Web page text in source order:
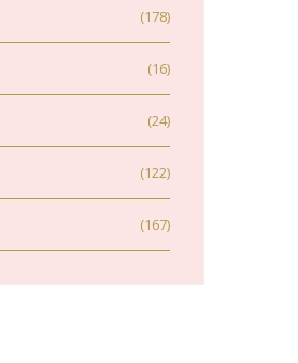
(178)
(16)
(24)
(122)
(167)